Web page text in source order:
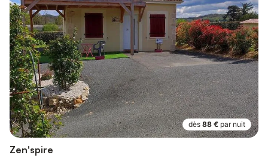
dès 88 € par nuit
Zen'spire